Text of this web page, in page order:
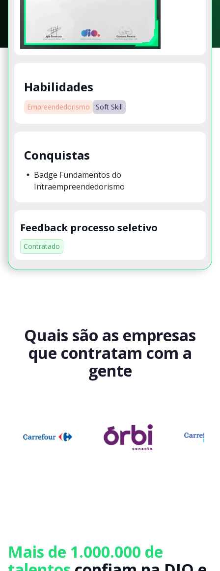
Habilidades
Empreendedorismo Soft Skill
Conquistas
Badge Fundamentos do
Intraempreendedorismo
Feedback processo seletivo
Contratado
Quais são as empresas
que contratam com a
gente
Mais de 1.000.000 de